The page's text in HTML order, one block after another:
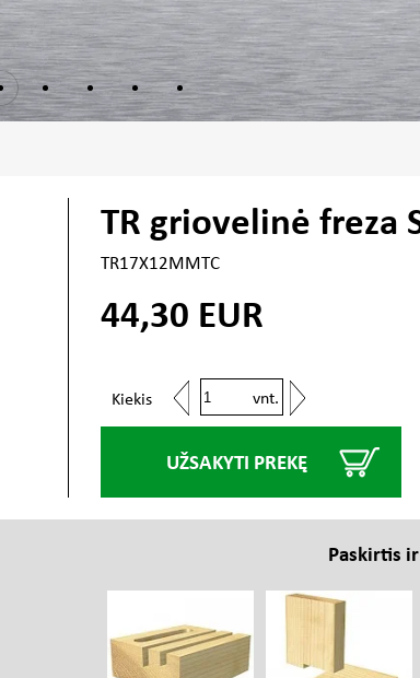
TR griovelinė freza
TR17X12MMTC
44,30 EUR
Kiekis vnt.
UŽSAKYTI PREKĘ
Paskirtis